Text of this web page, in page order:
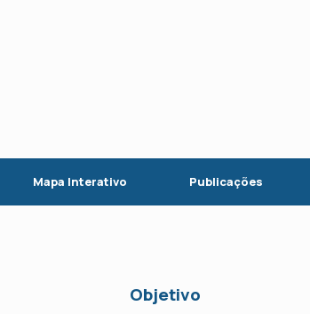
Mapa Interativo Publicações
Objetivo